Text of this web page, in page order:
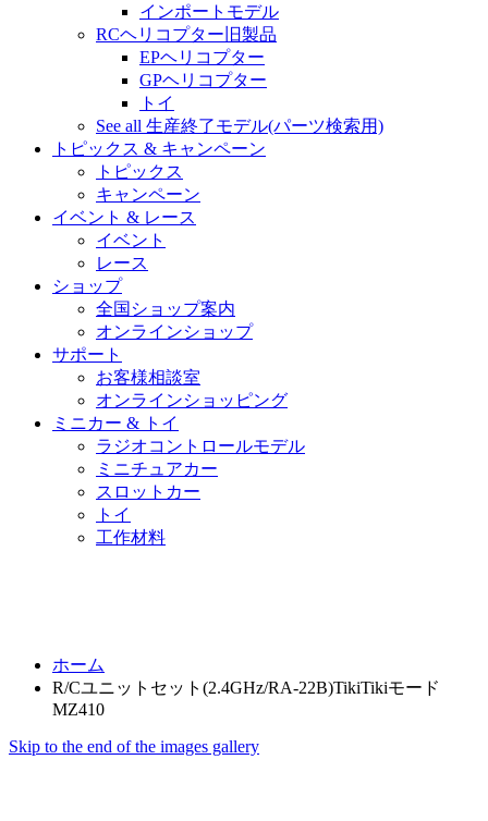
インポートモデル
RCヘリコプター旧製品
EPヘリコプター
GPヘリコプター
トイ
See all 生産終了モデル(パーツ検索用)
トピックス & キャンペーン
トピックス
キャンペーン
イベント & レース
イベント
レース
ショップ
全国ショップ案内
オンラインショップ
サポート
お客様相談室
オンラインショッピング
ミニカー & トイ
ラジオコントロールモデル
ミニチュアカー
スロットカー
トイ
工作材料
ホーム
R/Cユニットセット(2.4GHz/RA-22B)TikiTikiモード
MZ410
Skip to the end of the images gallery